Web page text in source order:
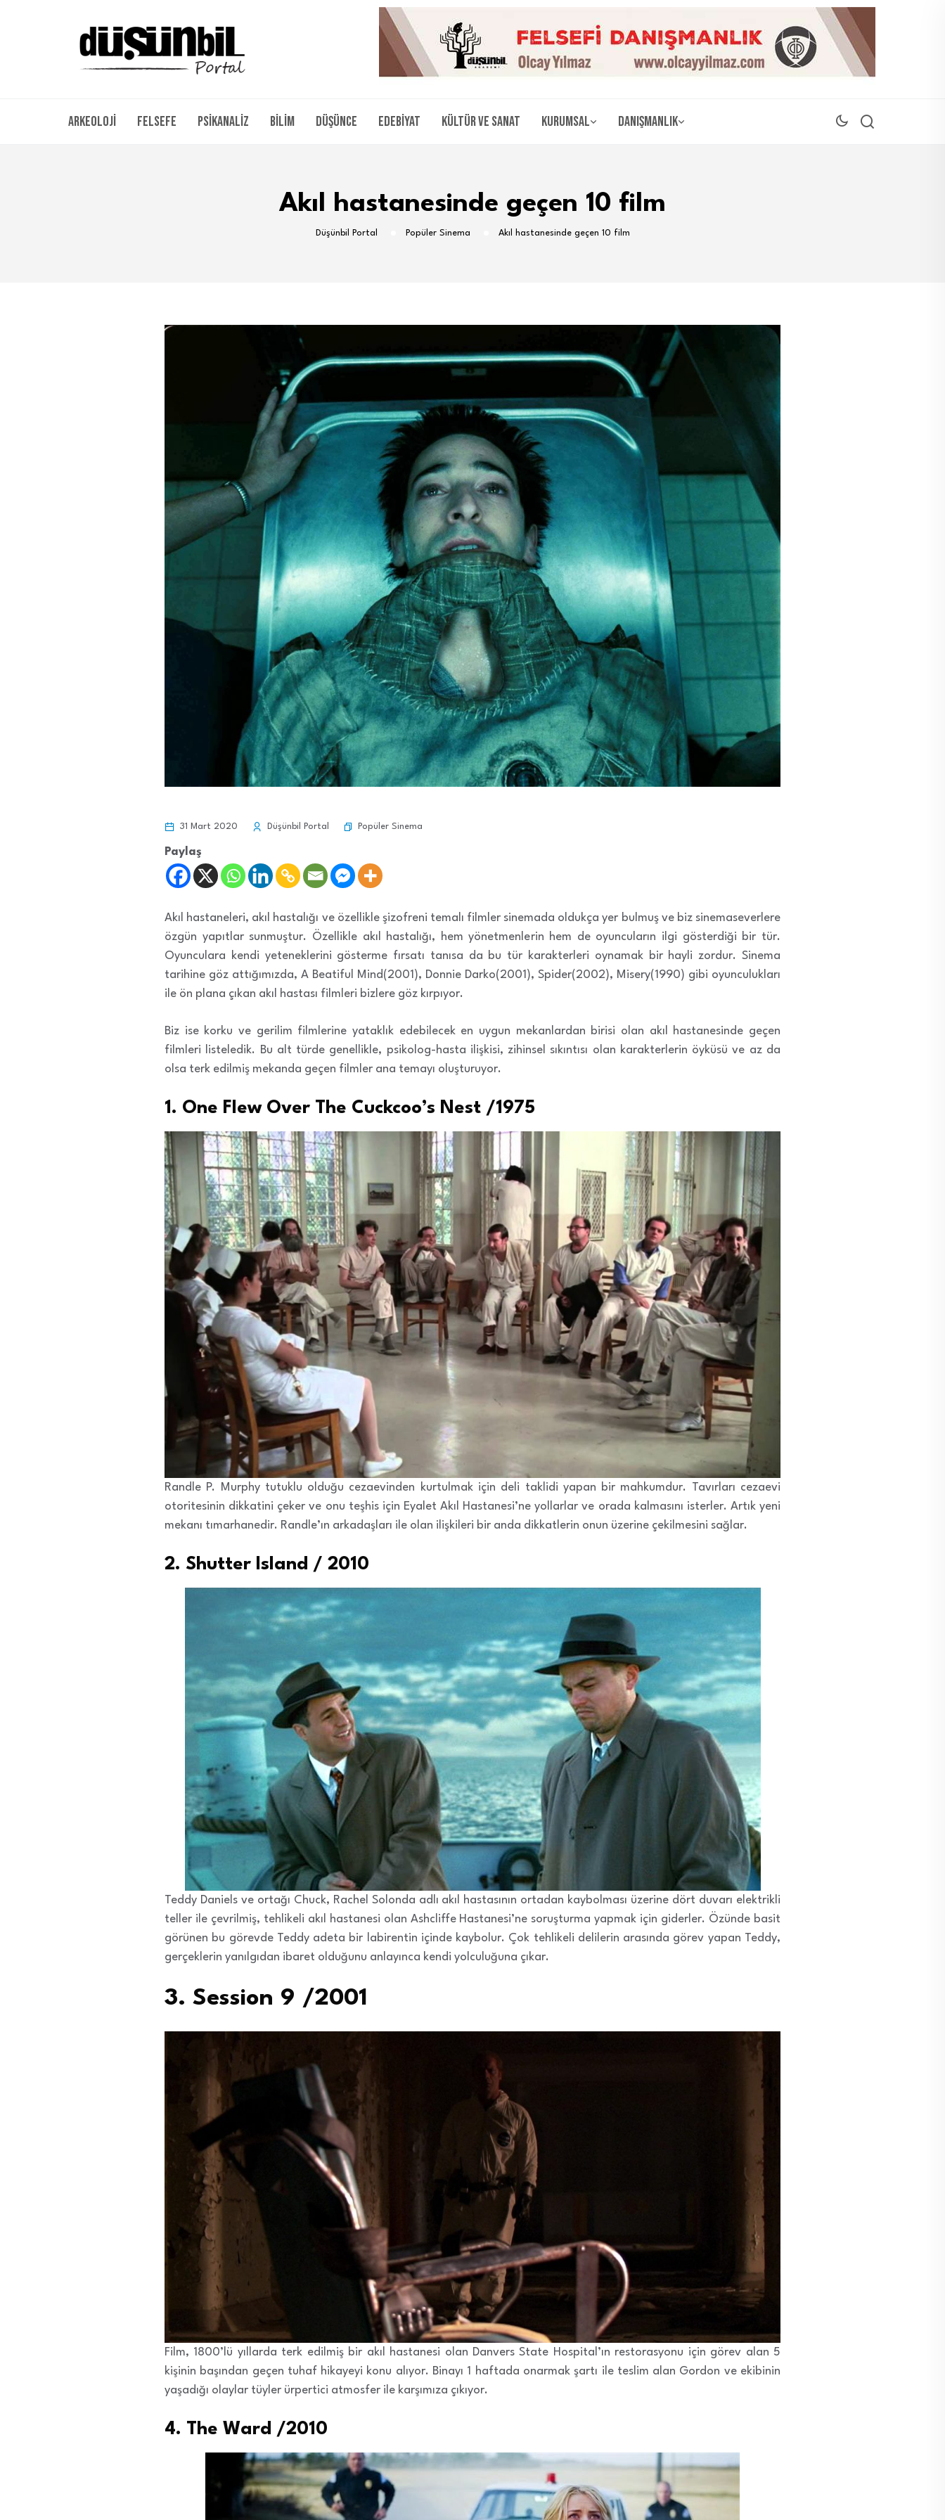
Arkeoloji Felsefe Psikanaliz Bilim Düşünce Edebiyat Kültür ve Sanat Kurumsal Danışmanlık
Akıl hastanesinde geçen 10 film
Düşünbil Portal Popüler Sinema Akıl hastanesinde geçen 10 film
31 Mart 2020 Düşünbil Portal Popüler Sinema
Paylaş
Akıl hastaneleri, akıl hastalığı ve özellikle şizofreni temalı filmler sinemada oldukça yer bulmuş ve biz sinemaseverlere
özgün yapıtlar sunmuştur. Özellikle akıl hastalığı, hem yönetmenlerin hem de oyuncuların ilgi gösterdiği bir tür.
Oyunculara kendi yeteneklerini gösterme fırsatı tanısa da bu tür karakterleri oynamak bir hayli zordur. Sinema
tarihine göz attığımızda, A Beatiful Mind(2001), Donnie Darko(2001), Spider(2002), Misery(1990) gibi oyunculukları
ile ön plana çıkan akıl hastası filmleri bizlere göz kırpıyor.
Biz ise korku ve gerilim filmlerine yataklık edebilecek en uygun mekanlardan birisi olan akıl hastanesinde geçen
filmleri listeledik. Bu alt türde genellikle, psikolog-hasta ilişkisi, zihinsel sıkıntısı olan karakterlerin öyküsü ve az da
olsa terk edilmiş mekanda geçen filmler ana temayı oluşturuyor.
1. One Flew Over The Cuckcoo’s Nest /1975
Randle P. Murphy tutuklu olduğu cezaevinden kurtulmak için deli taklidi yapan bir mahkumdur. Tavırları cezaevi
otoritesinin dikkatini çeker ve onu teşhis için Eyalet Akıl Hastanesi’ne yollarlar ve orada kalmasını isterler. Artık yeni
mekanı tımarhanedir. Randle’ın arkadaşları ile olan ilişkileri bir anda dikkatlerin onun üzerine çekilmesini sağlar.
2. Shutter Island / 2010
Teddy Daniels ve ortağı Chuck, Rachel Solonda adlı akıl hastasının ortadan kaybolması üzerine dört duvarı elektrikli
teller ile çevrilmiş, tehlikeli akıl hastanesi olan Ashcliffe Hastanesi’ne soruşturma yapmak için giderler. Özünde basit
görünen bu görevde Teddy adeta bir labirentin içinde kaybolur. Çok tehlikeli delilerin arasında görev yapan Teddy,
gerçeklerin yanılgıdan ibaret olduğunu anlayınca kendi yolculuğuna çıkar.
3. Session 9 /2001
Film, 1800’lü yıllarda terk edilmiş bir akıl hastanesi olan Danvers State Hospital’ın restorasyonu için görev alan 5
kişinin başından geçen tuhaf hikayeyi konu alıyor. Binayı 1 haftada onarmak şartı ile teslim alan Gordon ve ekibinin
yaşadığı olaylar tüyler ürpertici atmosfer ile karşımıza çıkıyor.
4. The Ward /2010